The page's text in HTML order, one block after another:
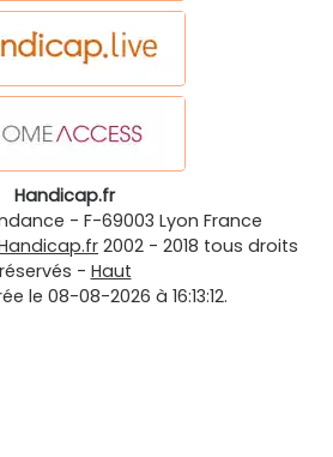
Handicap.fr
- F-69003 Lyon France
2002 - 2018 tous droits
réservés - Haut
le 08-08-2026 à 16:13:12.